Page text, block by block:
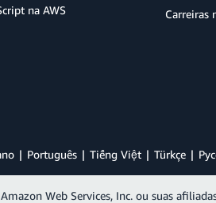
na AWS
Carreiras
Português Tiếng Việt Türkçe
Web Services, Inc. ou suas